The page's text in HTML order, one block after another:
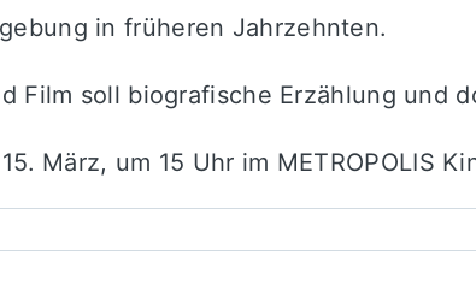
in früheren Jahrzehnten.
Film soll biografische Erzählung und
März, um 15 Uhr im METROPOLIS